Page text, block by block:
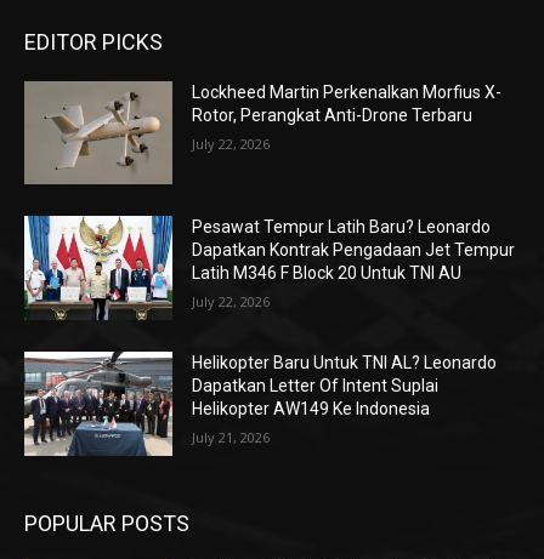
EDITOR PICKS
Lockheed Martin Perkenalkan Morfius X-
Rotor, Perangkat Anti-Drone Terbaru
July 22, 2026
Pesawat Tempur Latih Baru? Leonardo
Dapatkan Kontrak Pengadaan Jet Tempur
Latih M346 F Block 20 Untuk TNI AU
July 22, 2026
Helikopter Baru Untuk TNI AL? Leonardo
Dapatkan Letter Of Intent Suplai
Helikopter AW149 Ke Indonesia
July 21, 2026
POPULAR POSTS